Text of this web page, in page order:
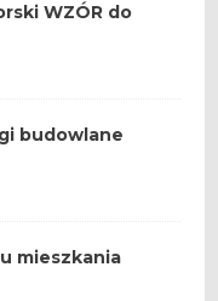
WZÓR do
budowlane
mieszkania